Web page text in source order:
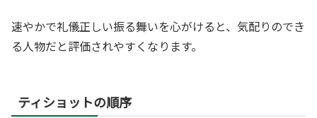
速やかで礼儀正しい振る舞いを心がけると、気配りのでき
る人物だと評価されやすくなります。
ティショットの順序